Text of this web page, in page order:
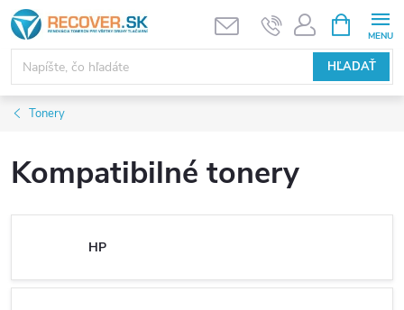
Prejsť
na
obsah
HĽADAŤ
KOŠÍK
Tonery
Kompatibilné tonery
HP